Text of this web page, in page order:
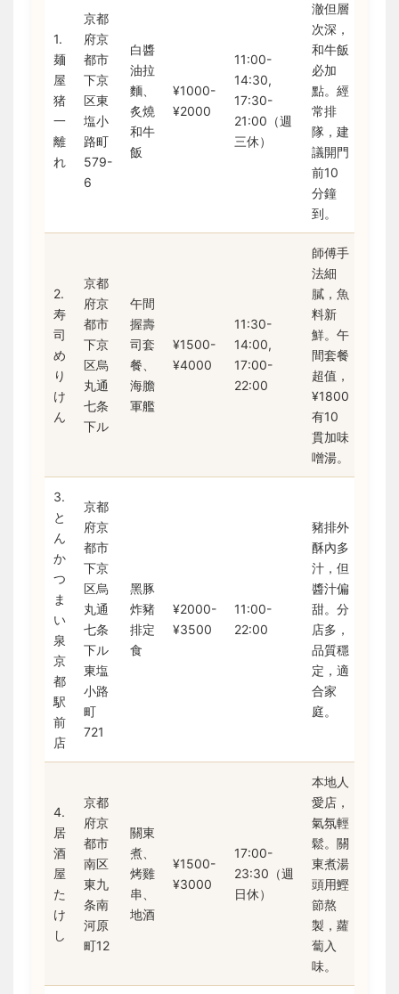
1.
麺
屋
猪
一
離
れ
京都
府京
都市
下京
区東
塩小
路町
579-
6
白醬
油拉
麵、
炙燒
和牛
飯
¥1000-
¥2000
11:00-
14:30,
17:30-
21:00（週
三休）
澈但層
次深，
和牛飯
必加
點。經
常排
隊，建
議開門
前10
分鐘
到。
2.
寿
司
め
り
け
ん
京都
府京
都市
下京
区烏
丸通
七条
下ル
午間
握壽
司套
餐、
海膽
軍艦
¥1500-
¥4000
11:30-
14:00,
17:00-
22:00
師傅手
法細
膩，魚
料新
鮮。午
間套餐
超值，
¥1800
有10
貫加味
噌湯。
3.
と
ん
か
つ
ま
い
泉
京
都
駅
前
店
京都
府京
都市
下京
区烏
丸通
七条
下ル
東塩
小路
町
721
黑豚
炸豬
排定
食
¥2000-
¥3500
11:00-
22:00
豬排外
酥內多
汁，但
醬汁偏
甜。分
店多，
品質穩
定，適
合家
庭。
4.
居
酒
屋
た
け
し
京都
府京
都市
南区
東九
条南
河原
町12
關東
煮、
烤雞
串、
地酒
¥1500-
¥3000
17:00-
23:30（週
日休）
本地人
愛店，
氣氛輕
鬆。關
東煮湯
頭用鰹
節熬
製，蘿
蔔入
味。